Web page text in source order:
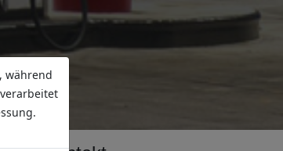
während